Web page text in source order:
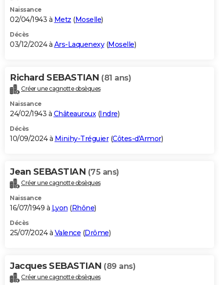
Naissance
02/04/1943 à Metz (Moselle)
Décès
03/12/2024 à Ars-Laquenexy(Moselle)
Richard SEBASTIAN (81 ans)
Créer une cagnotte obsèques
Naissance
24/02/1943 à Châteauroux(Indre)
Décès
10/09/2024 à Minihy-Tréguier(Côtes-d'Armor)
Jean SEBASTIAN (75 ans)
Créer une cagnotte obsèques
Naissance
16/07/1949 à Lyon (Rhône)
Décès
25/07/2024 à Valence (Drôme)
Jacques SEBASTIAN (89 ans)
Créer une cagnotte obsèques